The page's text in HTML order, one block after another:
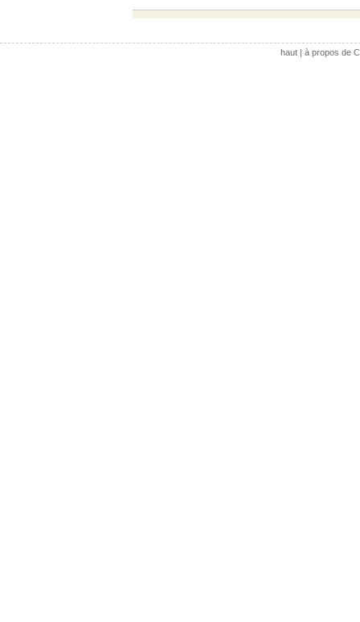
haut| à propos de